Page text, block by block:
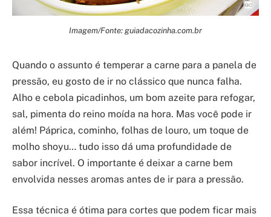
Imagem/Fonte: guiadacozinha.com.br
Quando o assunto é temperar a carne para a panela de
pressão, eu gosto de ir no clássico que nunca falha.
Alho e cebola picadinhos, um bom azeite para refogar,
sal, pimenta do reino moída na hora. Mas você pode ir
além! Páprica, cominho, folhas de louro, um toque de
molho shoyu… tudo isso dá uma profundidade de
sabor incrível. O importante é deixar a carne bem
envolvida nesses aromas antes de ir para a pressão.
Essa técnica é ótima para cortes que podem ficar mais